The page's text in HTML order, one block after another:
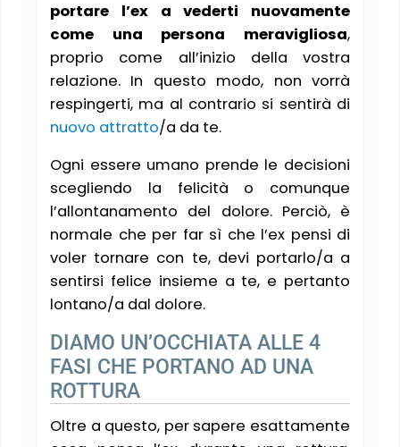
portare l’ex a vederti nuovamente
come una persona meravigliosa,
proprio come all’inizio della vostra
relazione. In questo modo, non vorrà
respingerti, ma al contrario si sentirà di
nuovo attratto/a da te.
Ogni essere umano prende le decisioni
scegliendo la felicità o comunque
l’allontanamento del dolore. Perciò, è
normale che per far sì che l’ex pensi di
voler tornare con te, devi portarlo/a a
sentirsi felice insieme a te, e pertanto
lontano/a dal dolore.
DIAMO UN’OCCHIATA ALLE 4
FASI CHE PORTANO AD UNA
ROTTURA
Oltre a questo, per sapere esattamente